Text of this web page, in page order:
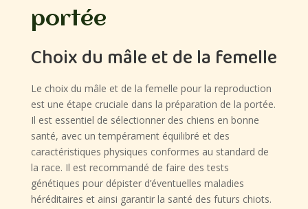
portée
Choix du mâle et de la femelle
Le choix du mâle et de la femelle pour la reproduction
est une étape cruciale dans la préparation de la portée.
Il est essentiel de sélectionner des chiens en bonne
santé, avec un tempérament équilibré et des
caractéristiques physiques conformes au standard de
la race. Il est recommandé de faire des tests
génétiques pour dépister d’éventuelles maladies
héréditaires et ainsi garantir la santé des futurs chiots.